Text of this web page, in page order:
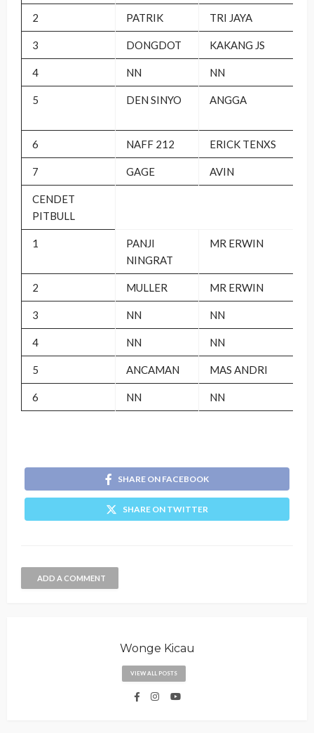
2 PATRIK TRI JAYA
3 DONGDOT KAKANG JS
4 NN NN
5 DEN SINYO ANGGA
6 NAFF 212 ERICK TENXS
7 GAGE AVIN
CENDET
PITBULL
1
PANJI
NINGRAT
MR ERWIN
2 MULLER MR ERWIN
3 NN NN
4 NN NN
5 ANCAMAN MAS ANDRI
6 NN NN
SHARE ON FACEBOOK
SHARE ON TWITTER
ADD A COMMENT
Wonge Kicau
VIEW ALL POSTS